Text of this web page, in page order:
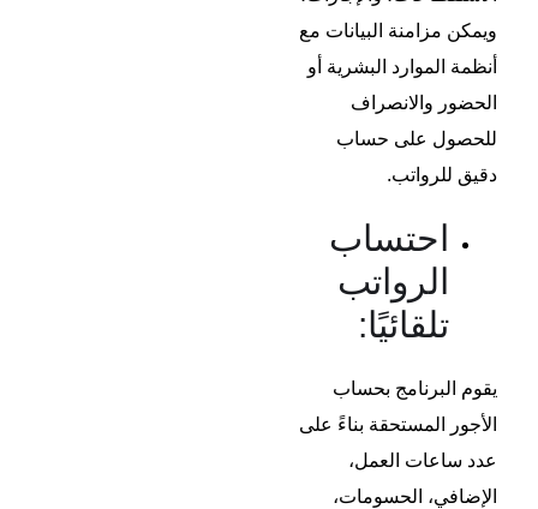
ويمكن مزامنة البيانات مع
أنظمة الموارد البشرية أو
الحضور والانصراف
للحصول على حساب
دقيق للرواتب.
احتساب
الرواتب
تلقائيًا:
يقوم البرنامج بحساب
الأجور المستحقة بناءً على
عدد ساعات العمل،
الإضافي، الحسومات،